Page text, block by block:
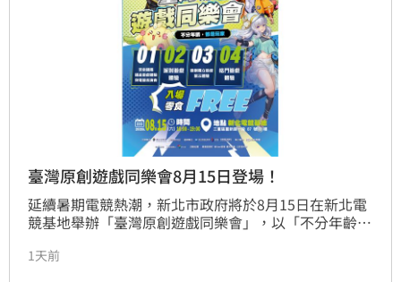
臺灣原創遊戲同樂會8月15日登場！
延續暑期電競熱潮，新北市政府將於8月15日在新北電
競基地舉辦「臺灣原創遊戲同樂會」，以「不分年齡，
競交流及多元互動體驗，邀請親子、青年及樂齡族群一
1天前